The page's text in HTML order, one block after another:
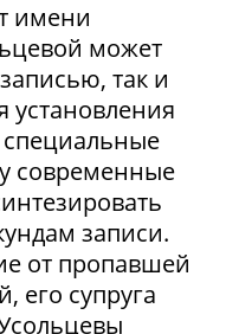
имени
может
так и
установления
современные
записи.
от пропавшей
его супруга